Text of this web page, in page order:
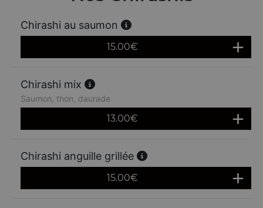
Chirashi au saumon
15.00€
Chirashi mix
Saumon, thon, daurade
13.00€
Chirashi anguille grillée
15.00€